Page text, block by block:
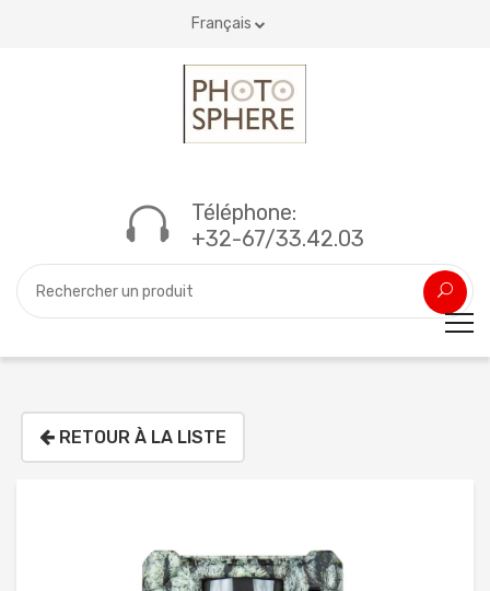
Français
Téléphone:
+32-67/33.42.03
RETOUR À LA LISTE